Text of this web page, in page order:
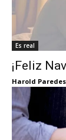
Es real
¡Feliz
Harold